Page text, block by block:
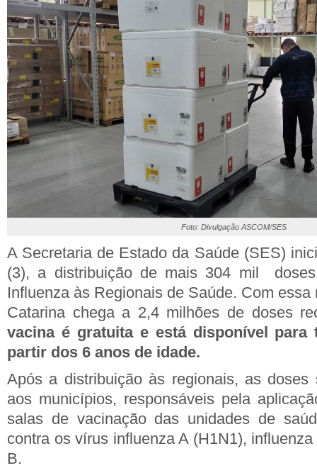
Foto: Divulgação ASCOM/SES
A Secretaria de Estado da Saúde (SES)
(3), a distribuição de mais 304 mil
Influenza às Regionais de Saúde. Com
Catarina chega a 2,4 milhões de doses
vacina é gratuita e está disponível para
partir dos 6 anos de idade.
Após a distribuição às regionais, as doses
aos municípios, responsáveis pela
salas de vacinação das unidades de
contra os vírus influenza A (H1N1),
B.